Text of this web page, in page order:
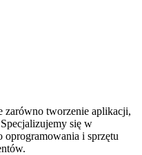
zarówno tworzenie aplikacji,
się w
oprogramowania i sprzętu